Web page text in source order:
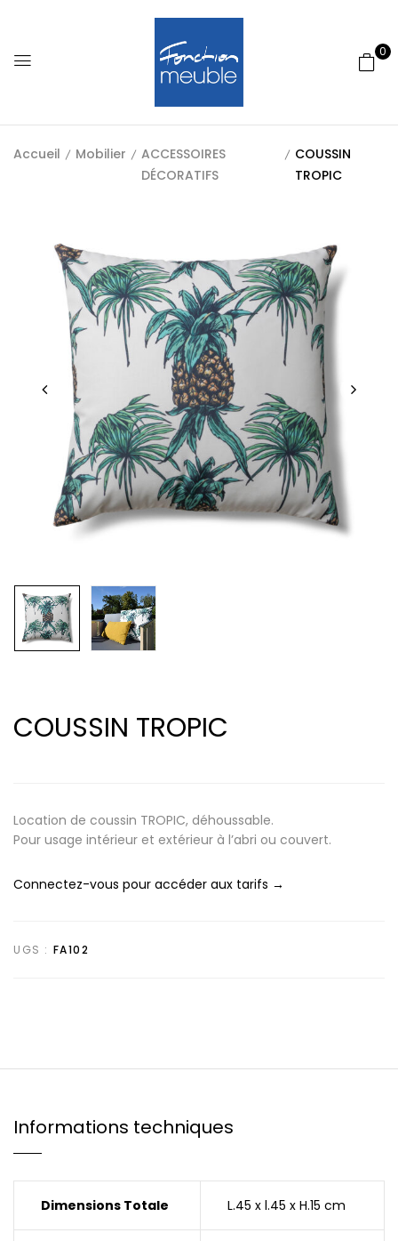
0
Accueil Mobilier
ACCESSOIRES
DÉCORATIFS
COUSSIN
TROPIC
COUSSIN TROPIC
Location de coussin TROPIC, déhoussable.
Pour usage intérieur et extérieur à l’abri ou couvert.
Connectez-vous pour accéder aux tarifs →
UGS : FA102
Informations techniques
Dimensions Totale L.45 x l.45 x H.15 cm